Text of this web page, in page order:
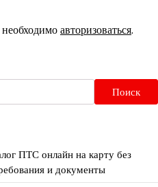
авторизоваться.
Поиск
ПТС онлайн на карту без
и документы